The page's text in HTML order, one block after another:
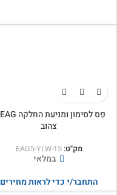
צהוב
מק"ט:EAG5-YLW-15
במלאי
התחבר/י כדי לראות מחירים